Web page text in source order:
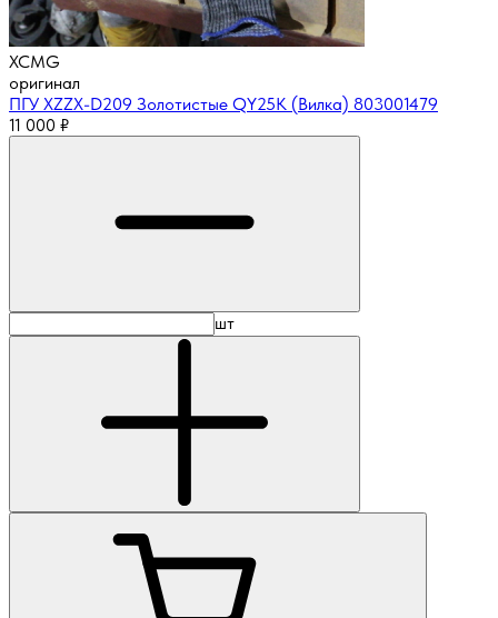
XCMG
оригинал
ПГУ XZZX-D209 Золотистые QY25K (Вилка) 803001479
11 000 ₽
шт